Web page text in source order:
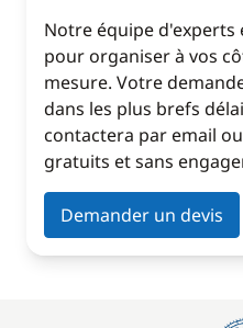
Notre équipe
pour organiser à vos
mesure. Votre
dans les plus brefs
contactera par email
gratuits et sans
Demander un devis